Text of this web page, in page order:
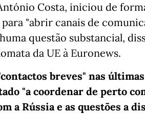
Costa, iniciou de
"abrir canais de
questão substancial,
da UE à Euronews.
breves" nas
"a coordenar de perto
a Rússia e as questões a